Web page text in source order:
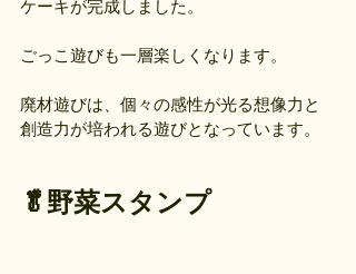
ケーキが完成しました。
ごっこ遊びも一層楽しくなります。
廃材遊びは、個々の感性が光る想像力と
創造力が培われる遊びとなっています。
🥬野菜スタンプ